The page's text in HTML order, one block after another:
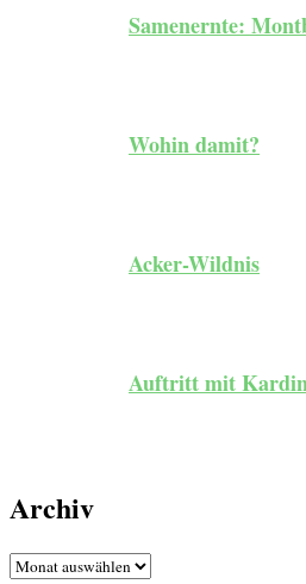
Samenernte:
Wohin damit?
Acker-Wildnis
Auftritt mit
Archiv
Archiv